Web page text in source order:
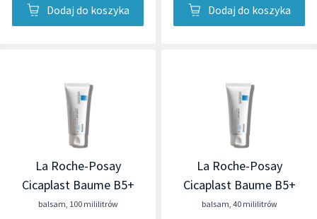
Dodaj do koszyka Dodaj do koszyka
La Roche-Posay
Cicaplast Baume B5+
balsam, 100 mililitrów
La Roche-Posay
Cicaplast Baume B5+
balsam, 40 mililitrów